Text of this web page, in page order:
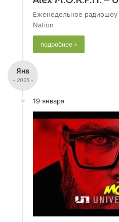
Еженедельное радиошоу
Nation
подробнее »
Янв
- 2025 -
19 января